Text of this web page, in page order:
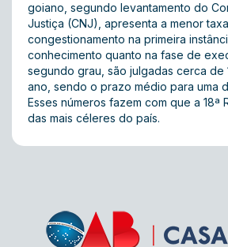
goiano, segundo levantamento do
Justiça (CNJ), apresenta a menor
congestionamento na primeira
conhecimento quanto na fase de
segundo grau, são julgadas cerca de
ano, sendo o prazo médio para uma
Esses números fazem com que a 18ª
das mais céleres do país.